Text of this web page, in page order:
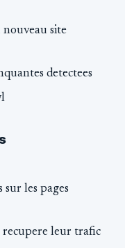
site
detectees
les pages
recupere leur trafic